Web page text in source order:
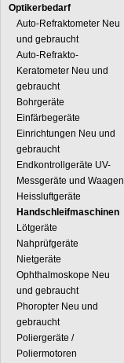
Optikerbedarf
Auto-Refraktometer Neu
und gebraucht
Auto-Refrakto-
Keratometer Neu und
gebraucht
Bohrgeräte
Einfärbegeräte
Einrichtungen Neu und
gebraucht
Endkontrollgeräte UV-
Messgeräte und Waagen
Heissluftgeräte
Handschleifmaschinen
Lötgeräte
Nahprüfgeräte
Nietgeräte
Ophthalmoskope Neu
und gebraucht
Phoropter Neu und
gebraucht
Poliergeräte /
Poliermotoren